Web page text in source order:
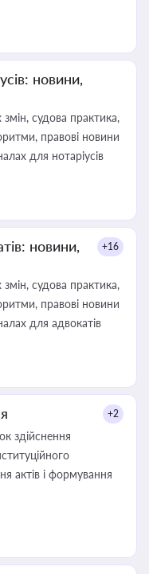
новини,
судова практика,
правові новини
для нотаріусів
новини,
+16
судова практика,
правові новини
для адвокатів
+2
здійснення
актів і формування